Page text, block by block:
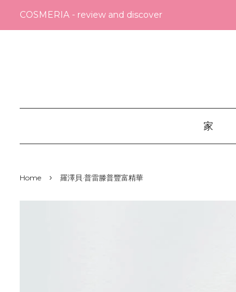
COSMERIA - review and discover
家
Home › 羅澤貝·普雷滕普豐富精華